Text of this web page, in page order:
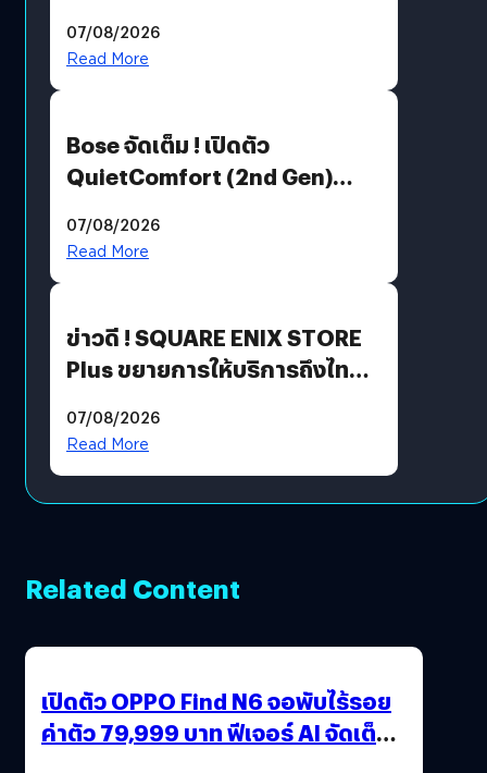
มีภาษาไทยด้วย
07/08/2026
Read More
Bose จัดเต็ม ! เปิดตัว
QuietComfort (2nd Gen)
07/08/2026
Read More
ข่าวดี ! SQUARE ENIX STORE
Plus ขยายการให้บริการถึงไทย
โดยตรง
07/08/2026
Read More
Related Content
เปิดตัว OPPO Find N6 จอพับไร้รอย
ค่าตัว 79,999 บาท ฟีเจอร์ AI จัดเต็ม